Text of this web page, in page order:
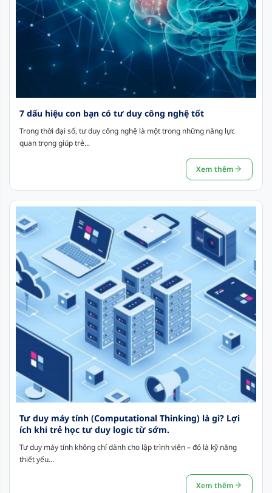
7 dấu hiệu con bạn có tư duy công nghệ tốt
Trong thời đại số, tư duy công nghệ là một trong những năng lực
quan trọng giúp trẻ...
Xem thêm
Tư duy máy tính (Computational Thinking) là gì? Lợi
ích khi trẻ học tư duy logic từ sớm.
Tư duy máy tính không chỉ dành cho lập trình viên – đó là kỹ năng
thiết yếu...
Xem thêm